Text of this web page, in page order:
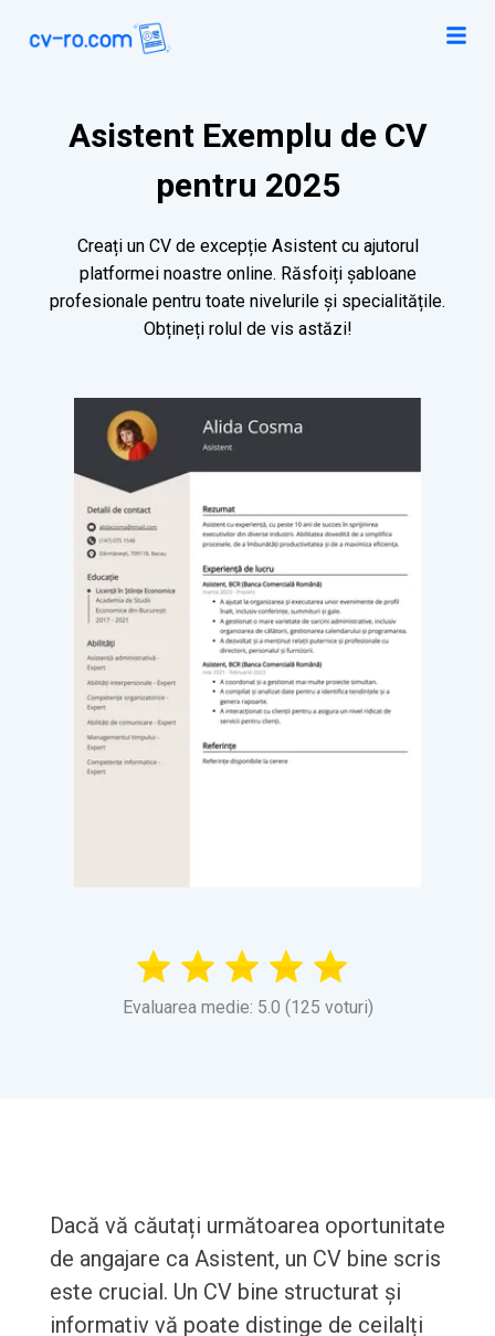
Asistent Exemplu de CV
pentru 2025
Creați un CV de excepție Asistent cu ajutorul
platformei noastre online. Răsfoiți șabloane
profesionale pentru toate nivelurile și specialitățile.
Obțineți rolul de vis astăzi!
Evaluarea medie: 5.0 (125 voturi)
Dacă vă căutați următoarea oportunitate
de angajare ca Asistent, un CV bine scris
este crucial. Un CV bine structurat și
informativ vă poate distinge de ceilalți